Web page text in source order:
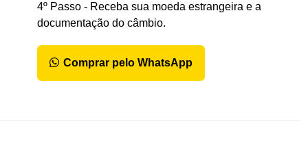
4º Passo - Receba sua moeda estrangeira e a
documentação do câmbio.
Comprar pelo WhatsApp